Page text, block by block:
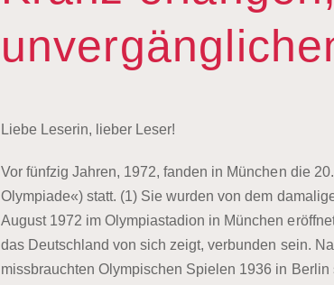
Liebe Leserin, lieber Leser!
Vor fünfzig Jahren, 1972, fanden in München die
Olympiade«) statt. (1) Sie wurden von dem
August 1972 im Olympiastadion in München
das Deutschland von sich zeigt, verbunden sein.
missbrauchten Olympischen Spielen 1936 in